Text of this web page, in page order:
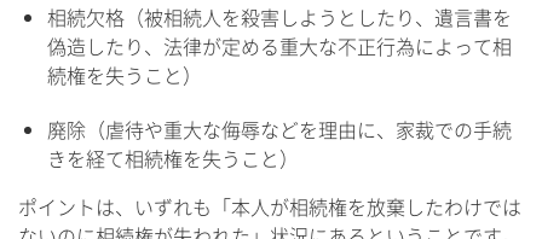
相続欠格（被相続人を殺害しようとしたり、遺言書を
偽造したり、法律が定める重大な不正行為によって相
続権を失うこと）
廃除（虐待や重大な侮辱などを理由に、家裁での手続
きを経て相続権を失うこと）
ポイントは、いずれも「本人が相続権を放棄したわけでは